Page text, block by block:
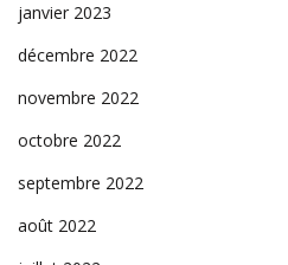
janvier 2023
décembre 2022
novembre 2022
octobre 2022
septembre 2022
août 2022